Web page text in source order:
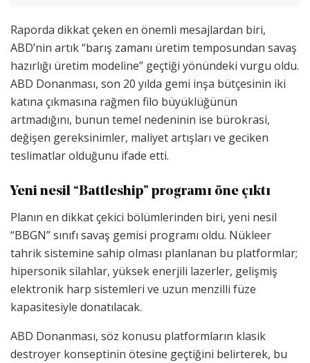
Raporda dikkat çeken en önemli mesajlardan biri,
ABD’nin artık “barış zamanı üretim temposundan savaş
hazırlığı üretim modeline” geçtiği yönündeki vurgu oldu.
ABD Donanması, son 20 yılda gemi inşa bütçesinin iki
katına çıkmasına rağmen filo büyüklüğünün
artmadığını, bunun temel nedeninin ise bürokrasi,
değişen gereksinimler, maliyet artışları ve geciken
teslimatlar olduğunu ifade etti.
Yeni nesil “Battleship” programı öne çıktı
Planın en dikkat çekici bölümlerinden biri, yeni nesil
“BBGN” sınıfı savaş gemisi programı oldu. Nükleer
tahrik sistemine sahip olması planlanan bu platformlar;
hipersonik silahlar, yüksek enerjili lazerler, gelişmiş
elektronik harp sistemleri ve uzun menzilli füze
kapasitesiyle donatılacak.
ABD Donanması, söz konusu platformların klasik
destroyer konseptinin ötesine geçtiğini belirterek, bu